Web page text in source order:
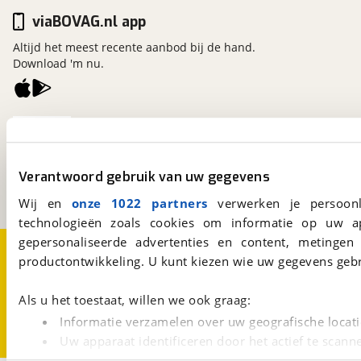
Verantwoord gebruik van uw gegevens
Wij en onze 1022 partners verwerken je
technologieën zoals cookies om informatie op
gepersonaliseerde advertenties en content,
productontwikkeling. U kunt kiezen wie uw gegevens
Als u het toestaat, willen we ook graag:
Informatie verzamelen over uw geografische
Uw apparaat identificeren door het actief te
Een initiatief van
viaBOVAG.nl app
Altijd het meest recente aanbod bij de hand.
Download 'm nu.
Over viaBOVAG.nlDisclaimer- en Privacyverklaring
CookievoorkeurenVacatures